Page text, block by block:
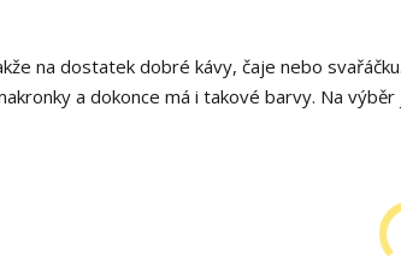
na dostatek dobré kávy, čaje nebo
a dokonce má i takové barvy. Na